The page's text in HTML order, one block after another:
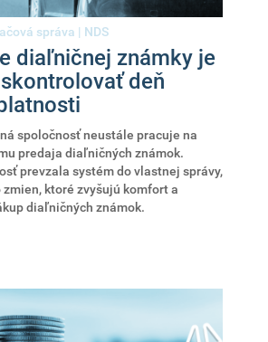
správa | NDS
diaľničnej známky je
deň
spoločnosť neustále pracuje na
predaja diaľničných známok.
prevzala systém do vlastnej správy,
ktoré zvyšujú komfort a
diaľničných známok.